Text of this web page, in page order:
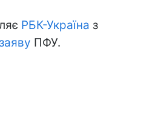
РБК-Україна з
заяву ПФУ.